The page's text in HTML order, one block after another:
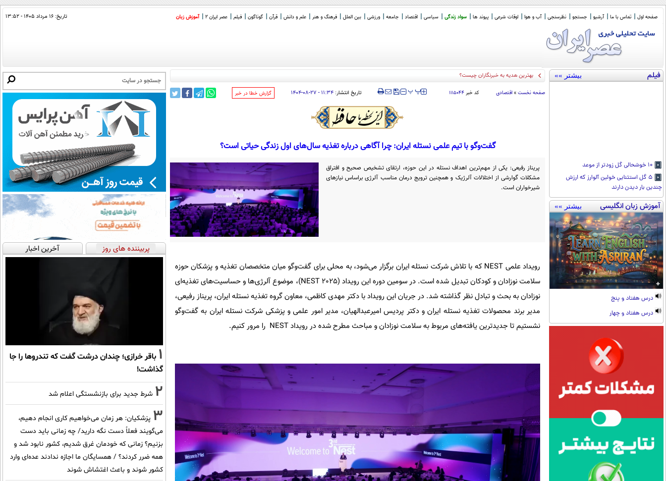
صفحه اول تماس با ما آرشیو جستجو نظرسنجی آب و هوا اوقات شرعی پیوند ها سواد زندگی سیاسی اقتصاد جامعه ورزشی بین الملل فرهنگ و هنر علم و دانش قرآن گوناگون فیلم عصر ایران 2 آموزش زبان تاریخ: ۱۶ مرداد ۱۴۰۵ - ۱۳:۵۲
فیلم بیشتر »»
۵ گل استثنایی خولین آلوارز که ارزش
چندین بار دیدن دارند
آموزش زبان انگلیسی بیشتر »»
درس هفتاد و پنج
درس هفتاد و چهار
باقر خرازی؛ چند_
صفحه نخست » اقتصادی کد خبر ۱۱۱۵۰۴۴ ‍‍‍ پ پ تاریخ انتشار:۱۱:۳۴ - ۲۷-۰۸-۱۴۰۴ ‌گزارش خطا در خبر
گفت‌وگو با تیم علمی نستله ایران: چرا آگاهی درباره تغذیه سال‌های اول زندگی حیاتی است؟
پریناز رفیعی: یکی از مهم‌ترین اهداف نستله در این حوزه، ارتقای تشخیص صحیح و افتراق
مشکلات گوارشی از اختلالات آلرژیک و همچنین ترویج درمان مناسب آلرژی براساس نیازهای
شیرخواران است.
رویداد علمی NEST که با تلاش شرکت نستله ایران برگزار می‌شود، به محلی برای گفت‌وگو میان متخصصان تغذیه و پزشکان حوزه
سلامت نوزادان و کودکان تبدیل شده است. در سومین دوره این رویداد (NEST 2025)، موضوع آلرژی‌ها و حساسیت‌های تغذیه‌ای
نوزادان به بحث و تبادل نظر گذاشته شد. در جریان این رویداد با دکتر مهدی کاظمی، معاون گروه تغذیه نستله ایران، پریناز رفیعی،
مدیر برند محصولات تغذیه نستله ایران و دکتر پردیس امیرعبدالهیان، مدیر امور علمی و پزشکی شرکت نستله ایران به گفت‌وگو
نشستیم تا جدیدترین یافته‌های مربوط به سلامت نوزادان و مباحث مطرح شده در رویداد NEST را مرور کنیم.
پربیننده های روز آخرین اخبار
1 باقر خرازی؛ چندان درشت گفت که تندروها را جا
گذاشت!
2 شرط جدید برای بازنشستگی اعلام شد
3 پزشکیان: هر زمان می‌خواهیم کاری انجام دهیم،
می‌گویند فعلاً دست نگه دارید/ چه زمانی باید دست
بزنیم؟ زمانی که خودمان غرق شدیم، کشور نابود شد و
همه ضرر کردند؟ / همسایگان ما اجازه ندادند عده‌ای وارد
کشور شوند و باعث اغتشاش شوند